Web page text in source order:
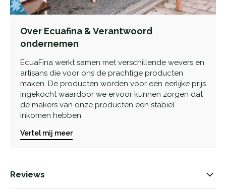
Over Ecuafina & Verantwoord
ondernemen
EcuaFina werkt samen met verschillende wevers en
artisans die voor ons de prachtige producten
maken. De producten worden voor een eerlijke prijs
ingekocht waardoor we ervoor kunnen zorgen dat
de makers van onze producten een stabiel
inkomen hebben.
Vertel mij meer
Reviews